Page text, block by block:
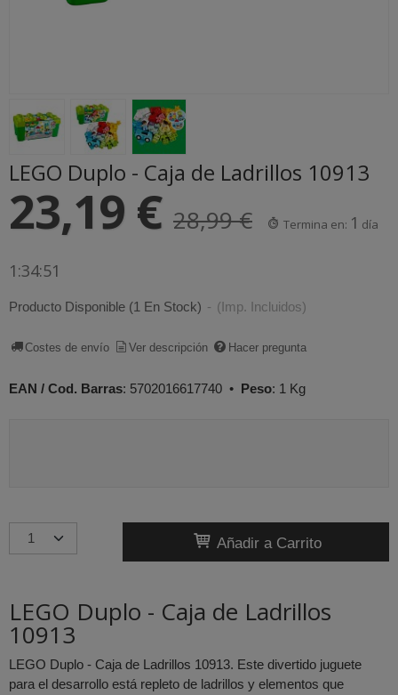
LEGO Duplo - Caja de Ladrillos 10913
23,19 € 28,99 € Termina en: 1 día
1:34:50
Producto Disponible (1 En Stock) - (Imp. Incluidos)
Costes de envío Ver descripción Hacer pregunta
EAN / Cod. Barras: 5702016617740 • Peso: 1 Kg
Añadir a Carrito
LEGO Duplo - Caja de Ladrillos
10913
LEGO Duplo - Caja de Ladrillos 10913. Este divertido juguete
para el desarrollo está repleto de ladrillos y elementos que